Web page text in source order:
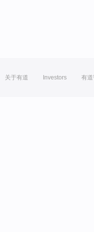
关于有道 Investors 有